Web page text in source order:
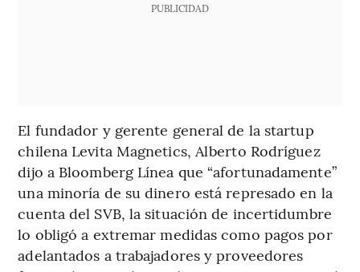
PUBLICIDAD
El fundador y gerente general de la startup
chilena Levita Magnetics, Alberto Rodríguez
dijo a Bloomberg Línea que “afortunadamente”
una minoría de su dinero está represado en la
cuenta del SVB, la situación de incertidumbre
lo obligó a extremar medidas como pagos por
adelantados a trabajadores y proveedores